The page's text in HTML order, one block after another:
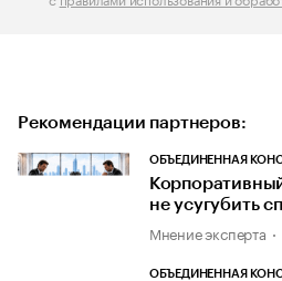
Рекомендации партнеров:
ОБЪЕДИНЕННАЯ
не усугубить
Мнение эксперта
ОБЪЕДИНЕННАЯ